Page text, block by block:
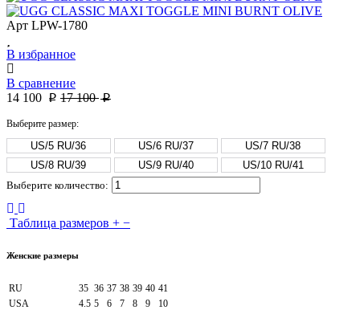
Арт LPW-1780
В избранное
В сравнение
14 100 p 17 100 p
Выберите размер:
US/5 RU/36 US/6 RU/37
US/7 RU/38
US/8 RU/39
US/9 RU/40
US/10 RU/41
Выберите количество:
Таблица размеров + −
Женские размеры
RU 35 36 37 38 39 40 41
USA
4.5 5 6 7 8 9
10